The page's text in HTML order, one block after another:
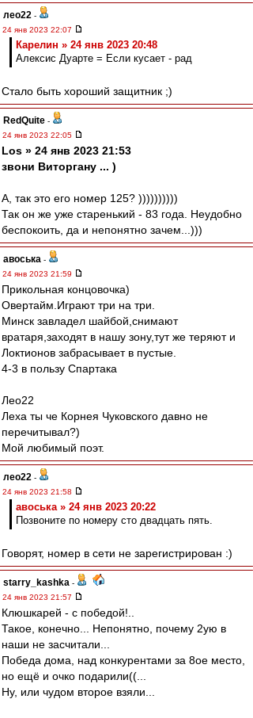
лео22 -
24 янв 2023 22:07
Карелин » 24 янв 2023 20:48
Алексис Дуарте = Если кусает - рад
Стало быть хороший защитник ;)
RedQuite -
24 янв 2023 22:05
Los » 24 янв 2023 21:53
звони Виторгану ... )
А, так это его номер 125? ))))))))))
Так он же уже старенький - 83 года. Неудобно
беспокоить, да и непонятно зачем...)))
авоська -
24 янв 2023 21:59
Прикольная концовочка)
Овертайм.Играют три на три.
Минск завладел шайбой,снимают
вратаря,заходят в нашу зону,тут же теряют и
Локтионов забрасывает в пустые.
4-3 в пользу Спартака
Лео22
Леха ты че Корнея Чуковского давно не
перечитывал?)
Мой любимый поэт.
лео22 -
24 янв 2023 21:58
авоська » 24 янв 2023 20:22
Позвоните по номеру сто двадцать пять.
Говорят, номер в сети не зарегистрирован :)
starry_kashka -
24 янв 2023 21:57
Клюшкарей - с победой!..
Такое, конечно... Непонятно, почему 2ую в
наши не засчитали...
Победа дома, над конкурентами за 8ое место,
но ещё и очко подарили((...
Ну, или чудом второе взяли...